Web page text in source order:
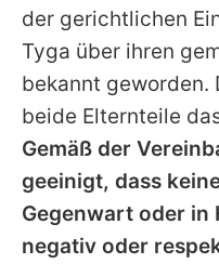
der gerichtlichen
Tyga über ihren
bekannt geworden.
beide Elternteile
Gemäß der
geeinigt, dass
Gegenwart oder in
negativ oder